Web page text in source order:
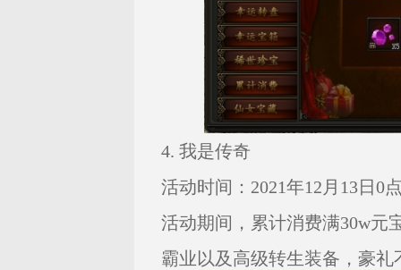
4. 我是传奇
活动时间：2021年12月13日0
活动期间，累计消费满30w元
霸业以及高级转生装备，豪礼